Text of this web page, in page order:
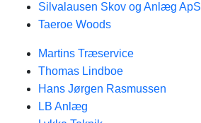
Silvalausen Skov og Anlæg ApS
Taeroe Woods
Martins Træservice
Thomas Lindboe
Hans Jørgen Rasmussen
LB Anlæg